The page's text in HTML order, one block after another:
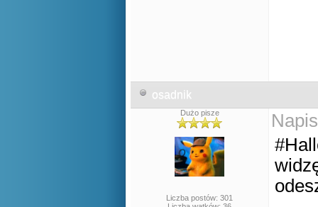
osadnik
Dużo pisze
Liczba postów: 301